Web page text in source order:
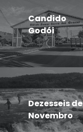
Candido
Godói
Dezesseis de
Novembro